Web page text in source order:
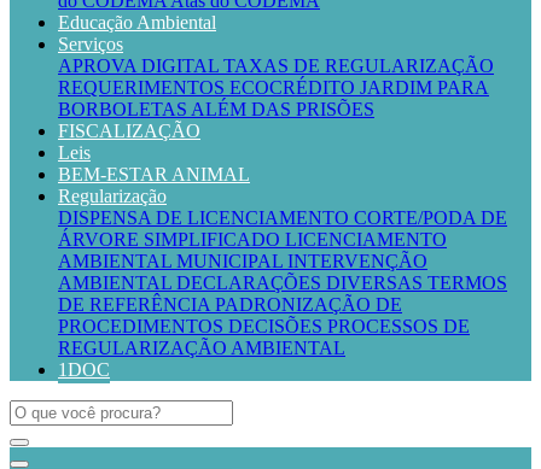
Educação Ambiental
Serviços
APROVA DIGITAL TAXAS DE REGULARIZAÇÃO
REQUERIMENTOS ECOCRÉDITO JARDIM PARA
BORBOLETAS ALÉM DAS PRISÕES
FISCALIZAÇÃO
Leis
BEM-ESTAR ANIMAL
Regularização
DISPENSA DE LICENCIAMENTO CORTE/PODA DE
ÁRVORE SIMPLIFICADO LICENCIAMENTO
AMBIENTAL MUNICIPAL INTERVENÇÃO
AMBIENTAL DECLARAÇÕES DIVERSAS TERMOS
DE REFERÊNCIA PADRONIZAÇÃO DE
PROCEDIMENTOS DECISÕES PROCESSOS DE
REGULARIZAÇÃO AMBIENTAL
1DOC